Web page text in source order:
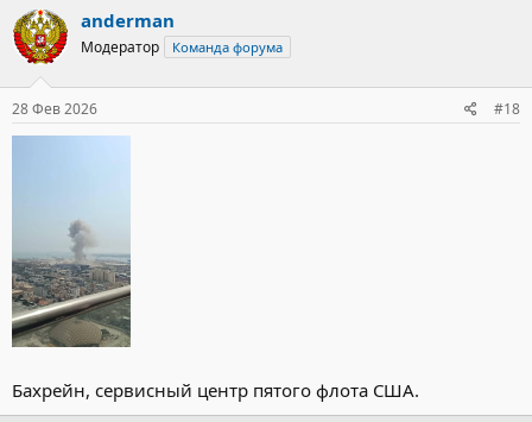
anderman
Модератор Команда форума
28 Фев 2026 #18
Бахрейн, сервисный центр пятого флота США.